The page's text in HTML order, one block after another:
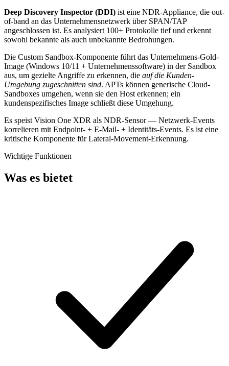
Deep Discovery Inspector (DDI) ist eine NDR-Appliance, die out-
of-band an das Unternehmensnetzwerk über SPAN/TAP
angeschlossen ist. Es analysiert 100+ Protokolle tief und erkennt
sowohl bekannte als auch unbekannte Bedrohungen.
Die Custom Sandbox-Komponente führt das Unternehmens-Gold-
Image (Windows 10/11 + Unternehmenssoftware) in der Sandbox
aus, um gezielte Angriffe zu erkennen, die auf die Kunden-
Umgebung zugeschnitten sind. APTs können generische Cloud-
Sandboxes umgehen, wenn sie den Host erkennen; ein
kundenspezifisches Image schließt diese Umgehung.
Es speist Vision One XDR als NDR-Sensor — Netzwerk-Events
korrelieren mit Endpoint- + E-Mail- + Identitäts-Events. Es ist eine
kritische Komponente für Lateral-Movement-Erkennung.
Wichtige Funktionen
Was es bietet